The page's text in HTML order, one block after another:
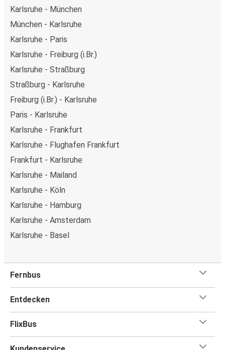
Karlsruhe - München
München - Karlsruhe
Karlsruhe - Paris
Karlsruhe - Freiburg (i.Br.)
Karlsruhe - Straßburg
Straßburg - Karlsruhe
Freiburg (i.Br.) - Karlsruhe
Paris - Karlsruhe
Karlsruhe - Frankfurt
Karlsruhe - Flughafen Frankfurt
Frankfurt - Karlsruhe
Karlsruhe - Mailand
Karlsruhe - Köln
Karlsruhe - Hamburg
Karlsruhe - Amsterdam
Karlsruhe - Basel
Fernbus
Entdecken
FlixBus